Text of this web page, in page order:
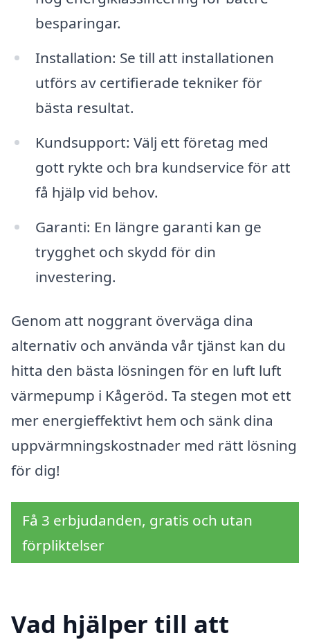
besparingar.
Installation: Se till att installationen
utförs av certifierade tekniker för
bästa resultat.
Kundsupport: Välj ett företag med
gott rykte och bra kundservice för att
få hjälp vid behov.
Garanti: En längre garanti kan ge
trygghet och skydd för din
investering.
Genom att noggrant överväga dina
alternativ och använda vår tjänst kan du
hitta den bästa lösningen för en luft luft
värmepump i Kågeröd. Ta stegen mot ett
mer energieffektivt hem och sänk dina
uppvärmningskostnader med rätt lösning
för dig!
Få 3 erbjudanden, gratis och utan
förpliktelser
Vad hjälper till att